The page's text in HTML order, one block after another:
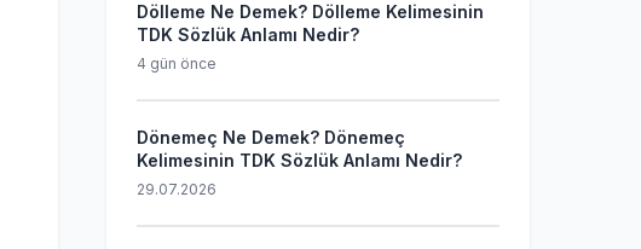
Dölleme Ne Demek? Dölleme Kelimesinin
TDK Sözlük Anlamı Nedir?
4 gün önce
Dönemeç Ne Demek? Dönemeç
Kelimesinin TDK Sözlük Anlamı Nedir?
29.07.2026